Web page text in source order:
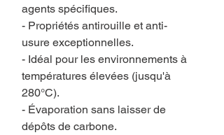
agents spécifiques.
- Propriétés antirouille et anti-
usure exceptionnelles.
- Idéal pour les environnements à
températures élevées (jusqu'à
280°C).
- Évaporation sans laisser de
dépôts de carbone.